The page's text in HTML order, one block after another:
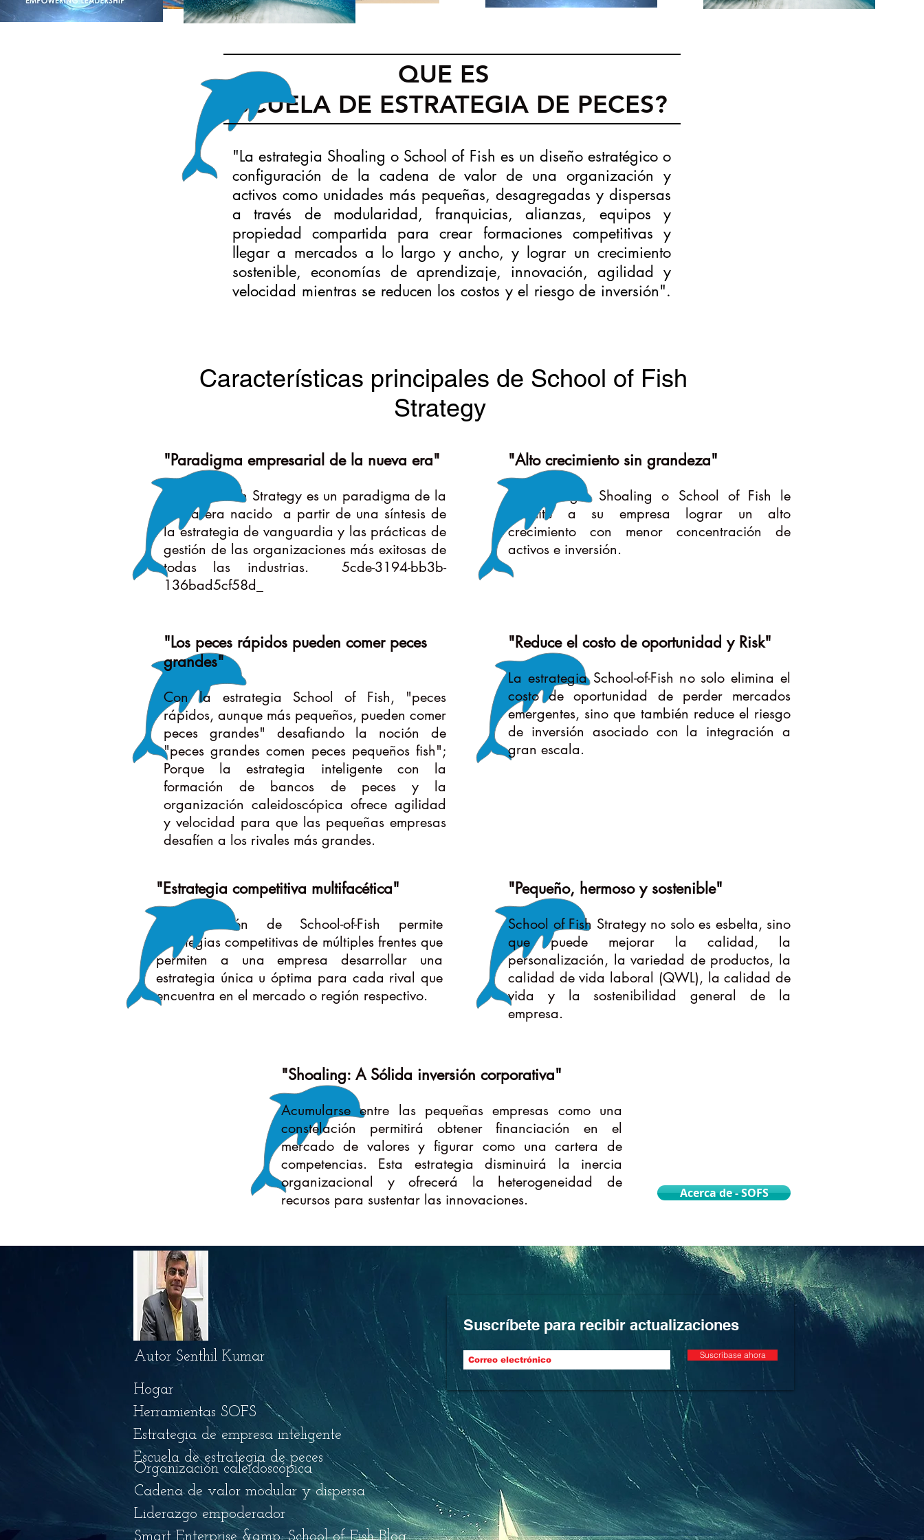
QUE ES
ESCUELA DE ESTRATEGIA DE PECES?
"La estrategia Shoaling o School of Fish es un diseño estratégico o
configuración de la cadena de valor de una organización y
activos como unidades más pequeñas, desagregadas y dispersas
a través de modularidad, franquicias, alianzas, equipos y
propiedad compartida para crear formaciones competitivas y
llegar a mercados a lo largo y ancho, y lograr un crecimiento
sostenible, economías de aprendizaje, innovación, agilidad y
velocidad mientras se reducen los costos y el riesgo de inversión".
Características principales de School of Fish
Strategy
"Paradigma empresarial de la nueva era"
School of Fish Strategy es un paradigma de la
nueva era nacido a partir de una síntesis de
la estrategia de vanguardia y las prácticas de
gestión de las organizaciones más exitosas de
todas las industrias. 5cde-3194-bb3b-
136bad5cf58d_
"Alto crecimiento sin grandeza"
La estrategia Shoaling o School of Fish le
permite a su empresa lograr un alto
crecimiento con menor concentración de
activos e inversión.
"Los peces rápidos pueden comer peces
grandes"
Con la estrategia School of Fish, "peces
rápidos, aunque más pequeños, pueden comer
peces grandes" desafiando la noción de
"peces grandes comen peces pequeños fish";
Porque la estrategia inteligente con la
formación de bancos de peces y la
organización caleidoscópica ofrece agilidad
y velocidad para que las pequeñas empresas
desafíen a los rivales más grandes.
"Reduce el costo de oportunidad y Risk"
La estrategia School-of-Fish no solo elimina el
costo de oportunidad de perder mercados
emergentes, sino que también reduce el riesgo
de inversión asociado con la integración a
gran escala.
"Estrategia competitiva multifacética"
La formación de School-of-Fish permite
estrategias competitivas de múltiples frentes que
permiten a una empresa desarrollar una
estrategia única u óptima para cada rival que
encuentra en el mercado o región respectivo.
"Pequeño, hermoso y sostenible"
School of Fish Strategy no solo es esbelta, sino
que puede mejorar la calidad, la
personalización, la variedad de productos, la
calidad de vida laboral (QWL), la calidad de
vida y la sostenibilidad general de la
empresa.
"Shoaling: A Sólida inversión corporativa"
Acumularse entre las pequeñas empresas como una
constelación permitirá obtener financiación en el
mercado de valores y figurar como una cartera de
competencias. Esta estrategia disminuirá la inercia
organizacional y ofrecerá la heterogeneidad de
recursos para sustentar las innovaciones.
Acerca de - SOFS
Hogar
Estrategia de empresa inteligente
Escuela de estrategia de peces
Organización caleidoscópica
Cadena de valor modular y dispersa
Liderazgo empoderador
Suscríbete para recibir actualizaciones
Suscríbase ahora
Autor Senthil Kumar
Herramientas SOFS